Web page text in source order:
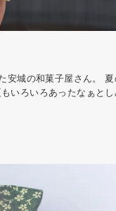
安城の和菓子屋さん。
いろいろあったなぁと